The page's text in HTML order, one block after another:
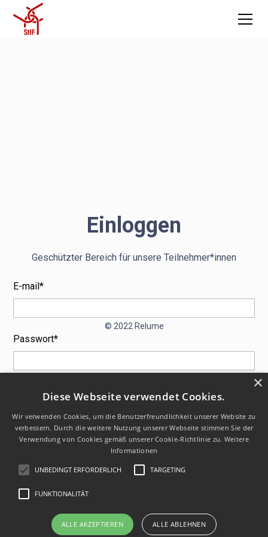
Einloggen
Geschützter Bereich für unsere Teilnehmer*innen
E-mail*
Passwort*
Passwort vergessen?
© 2022 Relume
×
Diese Webseite verwendet Cookies.
Wir verwenden Cookies, um die Benutzerfreundlichkeit unserer Website zu
verbessern. Durch die weitere Nutzung unserer Webseite stimmen Sie der
Verwendung von Cookies gemäß unserer Cookie-Richtlinie zu. Weitere
Informationen
UNBEDINGT ERFORDERLICH TARGETING
FUNKTIONALITÄT
ALLE AKZEPTIEREN ALLE ABLEHNEN